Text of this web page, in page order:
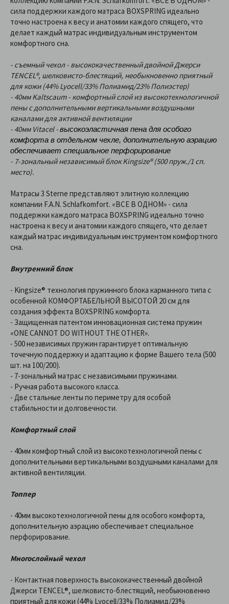
сила поддержки каждого матраса BOXSPRING идеально
точно настроена к весу и анатомии каждого спящего, что
делает каждый матрас индивидуальным инструментом
комфортного сна.
- съемный чехол - высококачественный двойной Джерси
TENCEL®, шелковисто-блестящий, необыкновенно приятный
для кожи (44% Lyocell/33% Полиамид/23% Полиэстер)
- 40мм Kaltscaum - комфортный слой из высокотехнологичной
пены с дополнительными вертикальными воздушными
каналами для активной вентиляции
- 40мм Vitacel -высокоэластичная пена для особого
комфорта в отдельном чехле, дополнительную аэрацию
обеспечивает специальное перфорирование
- 7-зональный независимый блок Kingsize® (500 пруж./1 сп.
место).
Матрасы 3 Sterne представляют элитную коллекцию
компании F.A.N. Schlafkomfort. «ВСЕ В ОДНОМ» - сила
поддержки каждого матраса BOXSPRING идеально точно
настроена к весу и анатомии каждого спящего, что делает
каждый матрас индивидуальным инструментом комфортного
сна.
Внутренний блок
- Kingsize® технология пружинного блока карманного типа с
особенной КОМФОРТАБЕЛЬНОЙ ВЫСОТОЙ 20 см для
создания эффекта BOXSPRING комфорта.
- Защищенная патентом инновационная система пружин
«ONE CANNOT DO WITHOUT THE OTHER».
- 500 независимых пружин гарантирует оптимальную
точечную поддержку и адаптацию к форме Вашего тела (500
шт. на 100/200).
- 7-зональный матрас с независимыми пружинами.
- Ручная работа высокого класса.
- Две стальные ленты по периметру для особой
стабильности и долговечности.
Комфортный слой
- 40мм комфортный слой из высокотехнологичной пены с
дополнительными вертикальными воздушными каналами для
активной вентиляции.
Топпер
- 40мм высокотехнологичной пены для особого комфорта,
дополнительную аэрацию обеспечивает специальное
перфорирование.
Многослойный чехол
- Контактная поверхность высококачественный двойной
Джерси TENCEL®, шелковисто-блестящий, необыкновенно
приятный для кожи (44% Lyocell/33% Полиамид/23%